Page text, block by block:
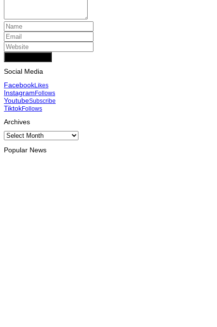
Social Media
FacebookLikes
InstagramFollows
YoutubeSubscribe
TiktokFollows
Archives
Archives
Popular News